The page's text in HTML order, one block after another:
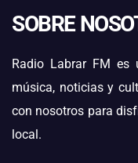
SOBRE
Radio Labrar FM es
música, noticias y
con nosotros para
local.